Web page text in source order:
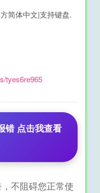
简体中文|支持键盘.
tyes6re965
错 点击我查看
不阻碍您正常使